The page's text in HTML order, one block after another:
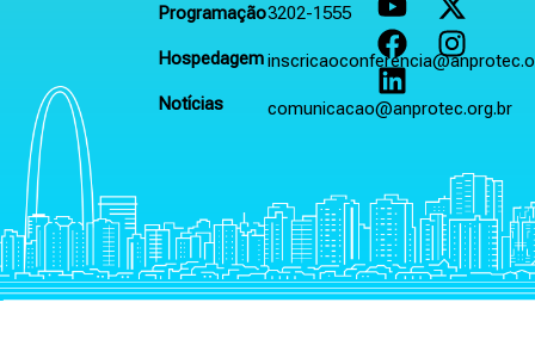
Programação
Hospedagem
Notícias
3202-1555
comunicacao@anprotec.org.br